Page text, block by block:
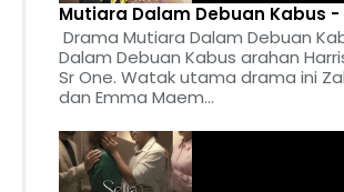
Mutiara Dalam Debuan Kabus -
Drama Mutiara Dalam Debuan
Dalam Debuan Kabus arahan
Sr One. Watak utama drama ini
dan Emma Maem...